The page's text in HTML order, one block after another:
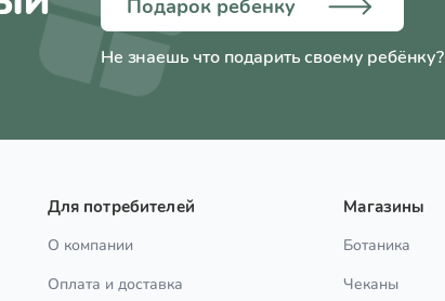
Подарок ребенку
Не знаешь что подарить своему ребёнку?
Для потребителей
О компании
Оплата и доставка
Магазины
Ботаника
Чеканы